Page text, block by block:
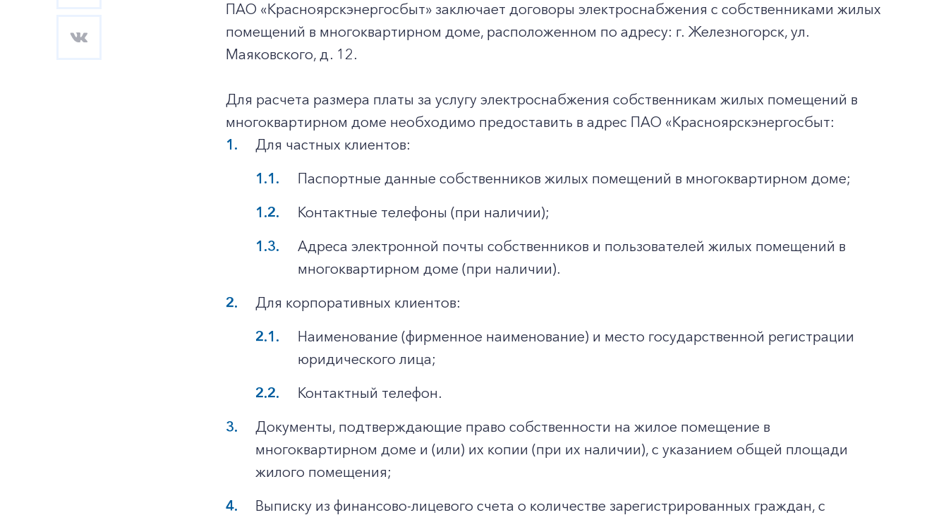
ПАО «Красноярскэнергосбыт» заключает договоры электроснабжения с собственниками жилых
помещений в многоквартирном доме, расположенном по адресу: г. Железногорск, ул.
Маяковского, д. 12.
Для расчета размера платы за услугу электроснабжения собственникам жилых помещений в
многоквартирном доме необходимо предоставить в адрес ПАО «Красноярскэнергосбыт:
Для частных клиентов:
Паспортные данные собственников жилых помещений в многоквартирном доме;
Контактные телефоны (при наличии);
Адреса электронной почты собственников и пользователей жилых помещений в
многоквартирном доме (при наличии).
Для корпоративных клиентов:
Наименование (фирменное наименование) и место государственной регистрации
юридического лица;
Контактный телефон.
Документы, подтверждающие право собственности на жилое помещение в
многоквартирном доме и (или) их копии (при их наличии), с указанием общей площади
жилого помещения;
Выписку из финансово-лицевого счета о количестве зарегистрированных граждан, с